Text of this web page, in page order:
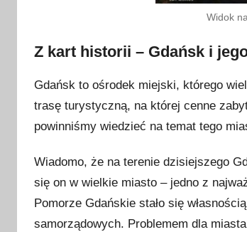
2
1
8
Widok
Z kart historii – Gdańsk i
Gdańsk to ośrodek miejski, którego
trasę turystyczną, na której cenne
powinniśmy wiedzieć na temat tego
Wiadomo, że na terenie dzisiejszego
się on w wielkie miasto – jedno z
Pomorze Gdańskie stało się
samorządowych. Problemem dla